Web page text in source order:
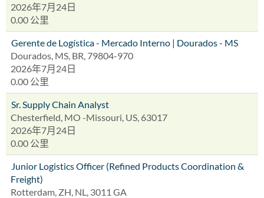
2026年7月24日
0.00 公里
Gerente de Logística - Mercado Interno | Dourados - MS
Dourados, MS, BR, 79804-970
2026年7月24日
0.00 公里
Sr. Supply Chain Analyst
Chesterfield, MO -Missouri, US, 63017
2026年7月24日
0.00 公里
Junior Logistics Officer (Refined Products Coordination &
Freight)
Rotterdam, ZH, NL, 3011 GA